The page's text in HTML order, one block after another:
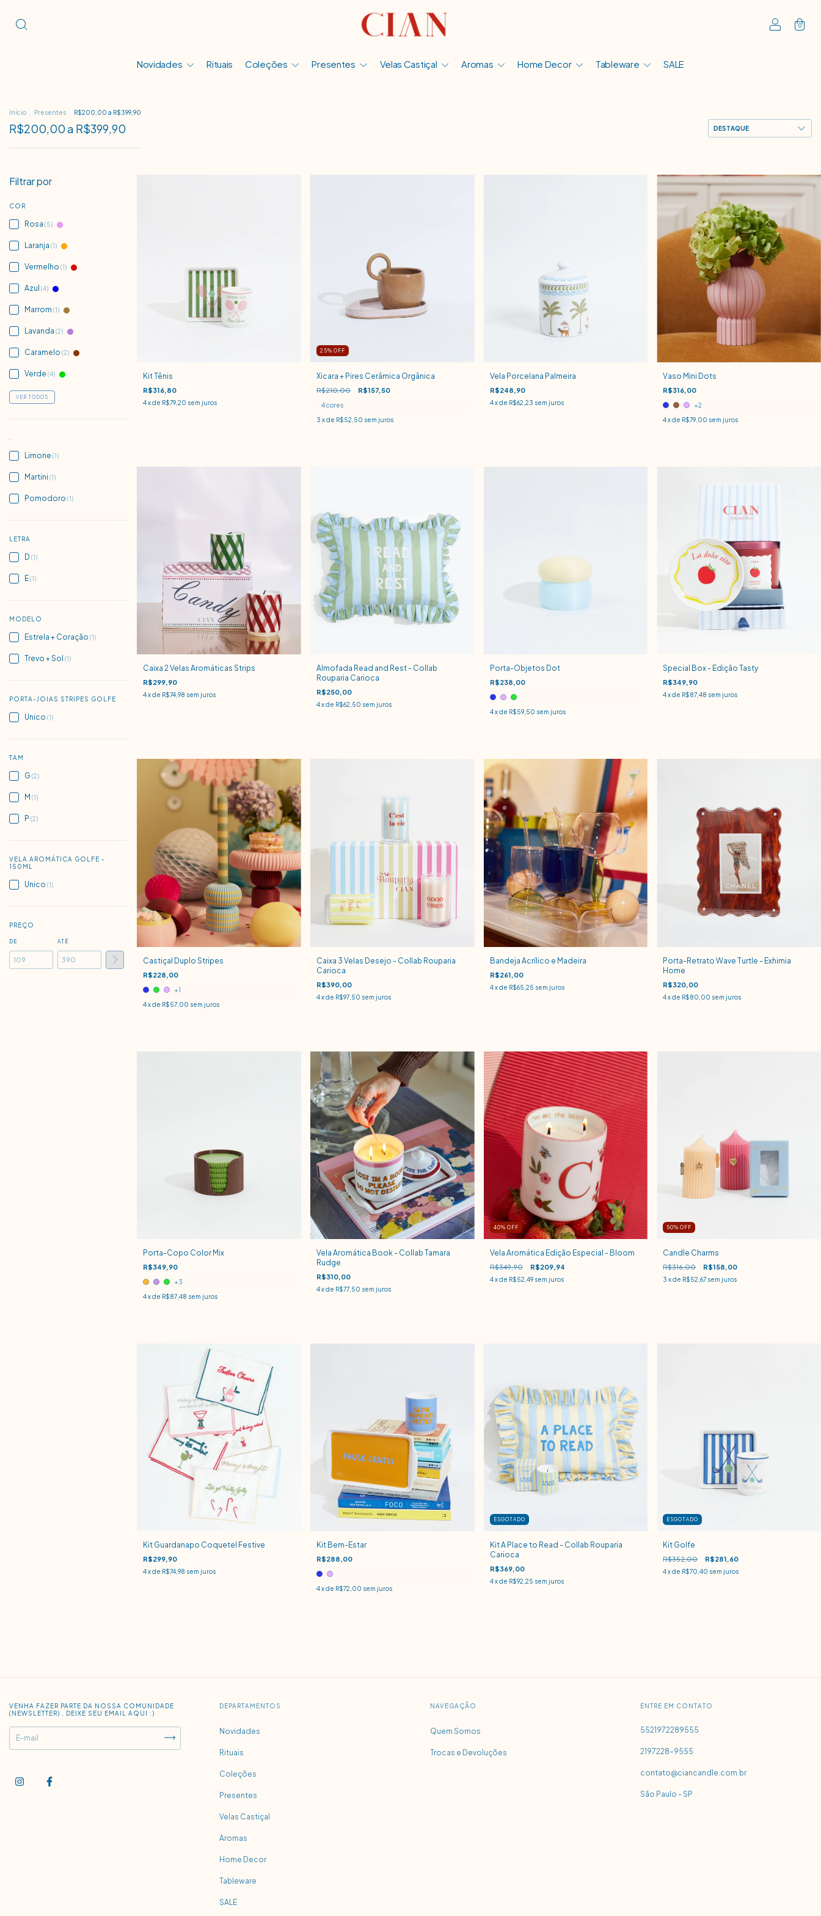
0
Novidades Rituais Coleções Presentes Velas Castiçal Aromas Home Decor Tableware SALE
Início Presentes R$200,00 a R$399,90
R$200,00 a R$399,90
Filtrar por
COR
Rosa (5)
Laranja (1)
Vermelho (1)
Azul (4)
Marrom (1)
Lavanda (2)
Caramelo (2)
Verde (4)
VER TODOS
Limone (1)
Martini (1)
Pomodoro (1)
LETRA
D (1)
E(1)
MODELO
Estrela + Coração (1)
Trevo + Sol (1)
PORTA-JOIAS STRIPES GOLFE
Unico (1)
TAM
G (2)
M (1)
P (2)
VELA AROMÁTICA GOLFE -
150ML
Unico (1)
PREÇO
DE ATÉ
Kit Tênis
R$316,80
4x de R$79,20 sem juros
25% OFF
Xicara + Pires Cerâmica Orgânica
R$210,00 R$157,50
4 cores
3 x de R$52,50 sem juros
Vela Porcelana Palmeira
R$248,90
4 x de R$62,23 sem juros
Vaso Mini Dots
R$316,00
+2
4x de R$79,00 sem juros
Caixa 2 Velas Aromáticas Strips
R$299,90
4x de R$74,98 sem juros
Almofada Read and Rest - Collab
Rouparia Carioca
R$250,00
4x de R$62,50 sem juros
Porta-Objetos Dot
R$238,00
4 x de R$59,50 sem juros
Special Box - Edição Tasty
R$349,90
4x de R$87,48 sem juros
Castiçal Duplo Stripes
R$228,00
+1
4x de R$57,00 sem juros
Caixa 3 Velas Desejo - Collab Rouparia
Carioca
R$390,00
4x de R$97,50 sem juros
Bandeja Acrílico e Madeira
R$261,00
4 x de R$65,25 sem juros
Porta-Retrato Wave Turtle - Exhimia
Home
R$320,00
4x de R$80,00 sem juros
Porta-Copo Color Mix
R$349,90
+3
4x de R$87,48 sem juros
Vela Aromática Book - Collab Tamara
Rudge
R$310,00
4x de R$77,50 sem juros
40% OFF
Vela Aromática Edição Especial - Bloom
R$349,90 R$209,94
4 x de R$52,49 sem juros
50% OFF
Candle Charms
R$316,00 R$158,00
3 x de R$52,67 sem juros
Kit Guardanapo Coquetel Festive
R$299,90
4x de R$74,98 sem juros
Kit Bem-Estar
R$288,00
4x de R$72,00 sem juros
ESGOTADO
Kit A Place to Read - Collab Rouparia
Carioca
R$369,00
4 x de R$92,25 sem juros
ESGOTADO
Kit Golfe
R$352,00 R$281,60
4x de R$70,40 sem juros
VENHA FAZER PARTE DA NOSSA COMUNIDADE
(NEWSLETTER) , DEIXE SEU EMAIL AQUI :)
DEPARTAMENTOS
Novidades
Rituais
Coleções
Presentes
Velas Castiçal
Aromas
Home Decor
Tableware
SALE
NAVEGAÇÃO
Quem Somos
Trocas e Devoluções
ENTRE EM CONTATO
5521972289555
2197228-9555
contato@ciancandle.com.br
São Paulo - SP